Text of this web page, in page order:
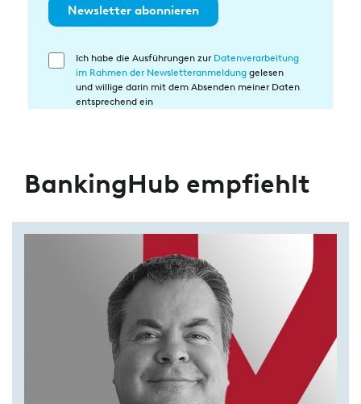
Newsletter abonnieren
Einwilligung
Ich habe die Ausführungen zur Datenverarbeitung
im Rahmen der Newsletteranmeldung gelesen
und willige darin mit dem Absenden meiner Daten
entsprechend ein
BankingHub empfiehlt